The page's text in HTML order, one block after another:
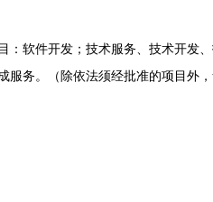
：软件开发；技术服务、技术开发
服务。（除依法须经批准的项目外